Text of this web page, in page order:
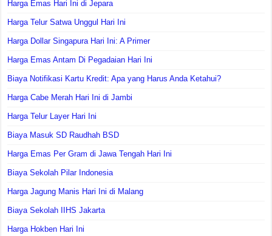
Harga Emas Hari Ini di Jepara
Harga Telur Satwa Unggul Hari Ini
Harga Dollar Singapura Hari Ini: A Primer
Harga Emas Antam Di Pegadaian Hari Ini
Biaya Notifikasi Kartu Kredit: Apa yang Harus Anda Ketahui?
Harga Cabe Merah Hari Ini di Jambi
Harga Telur Layer Hari Ini
Biaya Masuk SD Raudhah BSD
Harga Emas Per Gram di Jawa Tengah Hari Ini
Biaya Sekolah Pilar Indonesia
Harga Jagung Manis Hari Ini di Malang
Biaya Sekolah IIHS Jakarta
Harga Hokben Hari Ini